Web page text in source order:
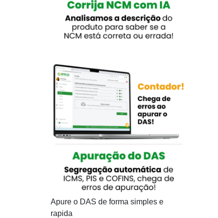
Apure o DAS de forma simples e
rapida